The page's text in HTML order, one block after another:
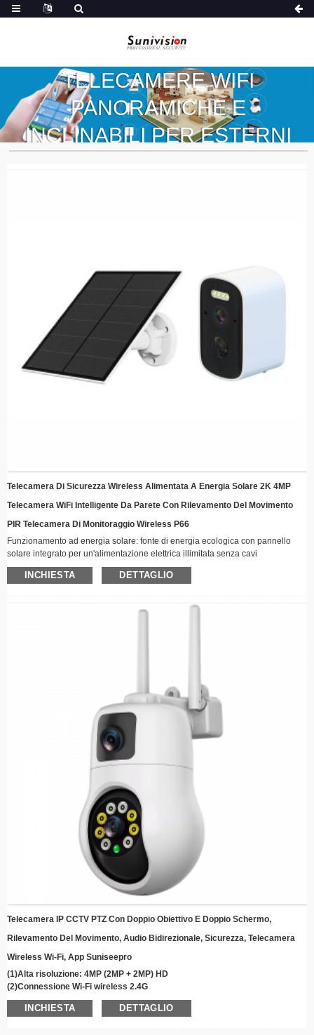
TELECAMERE WIFI
PANORAMICHE E
INCLINABILI PER ESTERNI
Telecamera Di Sicurezza Wireless Alimentata A Energia Solare 2K 4MP
Telecamera WiFi Intelligente Da Parete Con Rilevamento Del Movimento
PIR Telecamera Di Monitoraggio Wireless P66
Funzionamento ad energia solare: fonte di energia ecologica con pannello
solare integrato per un'alimentazione elettrica illimitata senza cavi
Connettività wireless: resta connesso da remoto tramite WiFi con funzionalità
di streaming video in tempo reale
condizioni atmosferiche, perfetta per l'installazione all'aperto
una rapida installazione ovunque
Monitoraggio remoto: accedi ai feed live e ai video registrati da qualsiasi luogo
utilizzando il tuo smartphone o dispositivo smart
Compatibilità con l'archiviazione cloud: proteggi i tuoi ricordi con l'integrazione
opzionale dell'archiviazione cloud
Efficienza energetica: sfrutta l'energia solare per ridurre i costi dell'elettricità
mantenendo una protezione continua
INCHIESTA DETTAGLIO
Telecamera IP CCTV PTZ Con Doppio Obiettivo E Doppio Schermo,
Rilevamento Del Movimento, Audio Bidirezionale, Sicurezza, Telecamera
Wireless Wi-Fi, App Suniseepro
(1)Alta risoluzione: 4MP (2MP + 2MP) HD
(2)Connessione Wi-Fi wireless 2.4G
(3) Rotazione panoramica di 355°, inclinazione di 90°
Infrarossi/Visione notturna a colori
INCHIESTA DETTAGLIO